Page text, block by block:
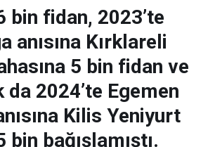
bin fidan, 2023’te
anısına Kırklareli
5 bin fidan ve
2024’te Egemen
Kilis Yeniyurt
bin bağışlamıştı.